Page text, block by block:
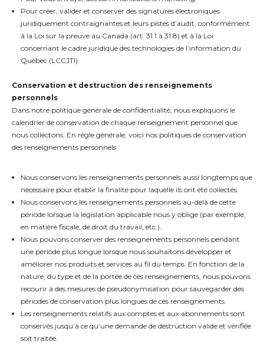
Pour créer, valider et conserver des signatures électroniques
juridiquement contraignantes et leurs pistes d’audit, conformément
à la Loi sur la preuve au Canada (art. 31.1 à 31.8) et à la Loi
concernant le cadre juridique des technologies de l’information du
Québec (LCCJTI).
Conservation et destruction des renseignements
personnels
Dans notre politique générale de confidentialité, nous expliquons le
calendrier de conservation de chaque renseignement personnel que
nous collectons. En règle générale, voici nos politiques de conservation
des renseignements personnels :
Nous conservons les renseignements personnels aussi longtemps que
nécessaire pour établir la finalité pour laquelle ils ont été collectés.
Nous conservons les renseignements personnels au-delà de cette
période lorsque la législation applicable nous y oblige (par exemple,
en matière fiscale, de droit du travail, etc.).
Nous pouvons conserver des renseignements personnels pendant
une période plus longue lorsque nous souhaitons développer et
améliorer nos produits et services au fil du temps. En fonction de la
nature, du type et de la portée de ces renseignements, nous pouvons
recourir à des mesures de pseudonymisation pour sauvegarder des
périodes de conservation plus longues de ces renseignements.
Les renseignements relatifs aux comptes et aux abonnements sont
conservés jusqu’à ce qu’une demande de destruction valide et vérifiée
soit traitée.